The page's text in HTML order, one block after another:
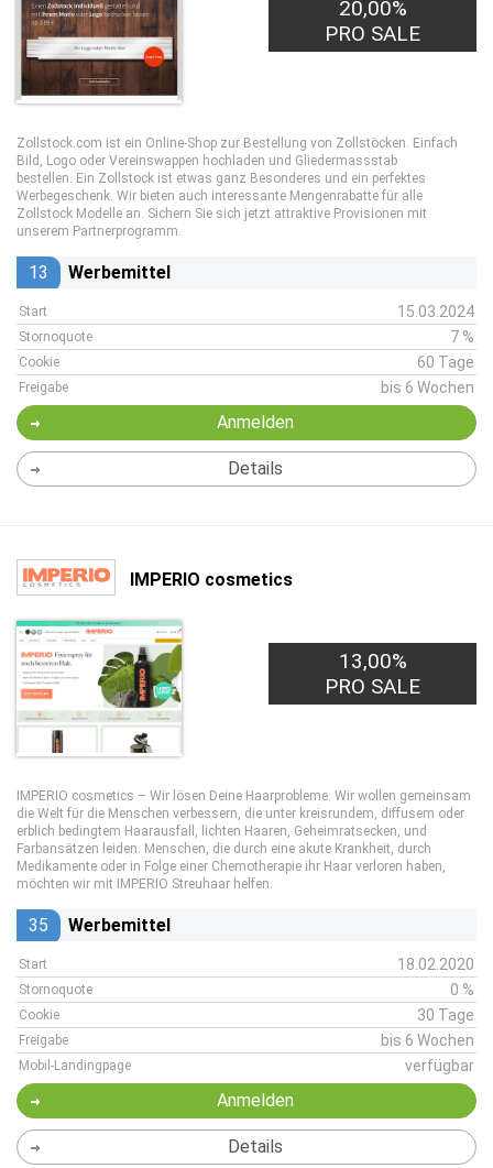
20,00%
PRO SALE
Zollstock.com ist ein Online-Shop zur Bestellung von Zollstöcken. Einfach
Bild, Logo oder Vereinswappen hochladen und Gliedermassstab
bestellen. Ein Zollstock ist etwas ganz Besonderes und ein perfektes
Werbegeschenk. Wir bieten auch interessante Mengenrabatte für alle
Zollstock Modelle an. Sichern Sie sich jetzt attraktive Provisionen mit
unserem Partnerprogramm.
13 Werbemittel
Start 15.03.2024
Stornoquote 7 %
Cookie 60 Tage
Freigabe bis 6 Wochen
Anmelden
Details
IMPERIO cosmetics
13,00%
PRO SALE
IMPERIO cosmetics – Wir lösen Deine Haarprobleme. Wir wollen gemeinsam
die Welt für die Menschen verbessern, die unter kreisrundem, diffusem oder
erblich bedingtem Haarausfall, lichten Haaren, Geheimratsecken, und
Farbansätzen leiden. Menschen, die durch eine akute Krankheit, durch
Medikamente oder in Folge einer Chemotherapie ihr Haar verloren haben,
möchten wir mit IMPERIO Streuhaar helfen.
35 Werbemittel
Start 18.02.2020
Stornoquote 0 %
Cookie 30 Tage
Freigabe bis 6 Wochen
Mobil-Landingpage verfügbar
Anmelden
Details